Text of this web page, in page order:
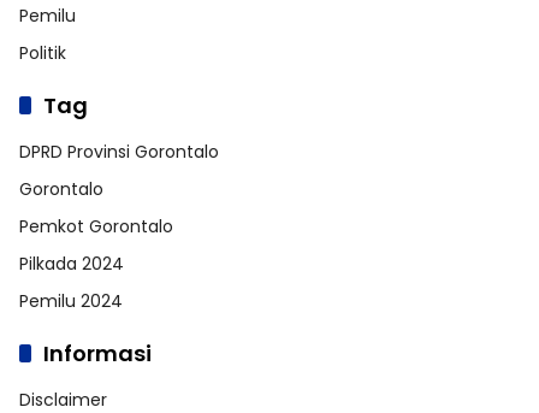
Pemilu
Politik
Tag
DPRD Provinsi Gorontalo
Gorontalo
Pemkot Gorontalo
Pilkada 2024
Pemilu 2024
Informasi
Disclaimer